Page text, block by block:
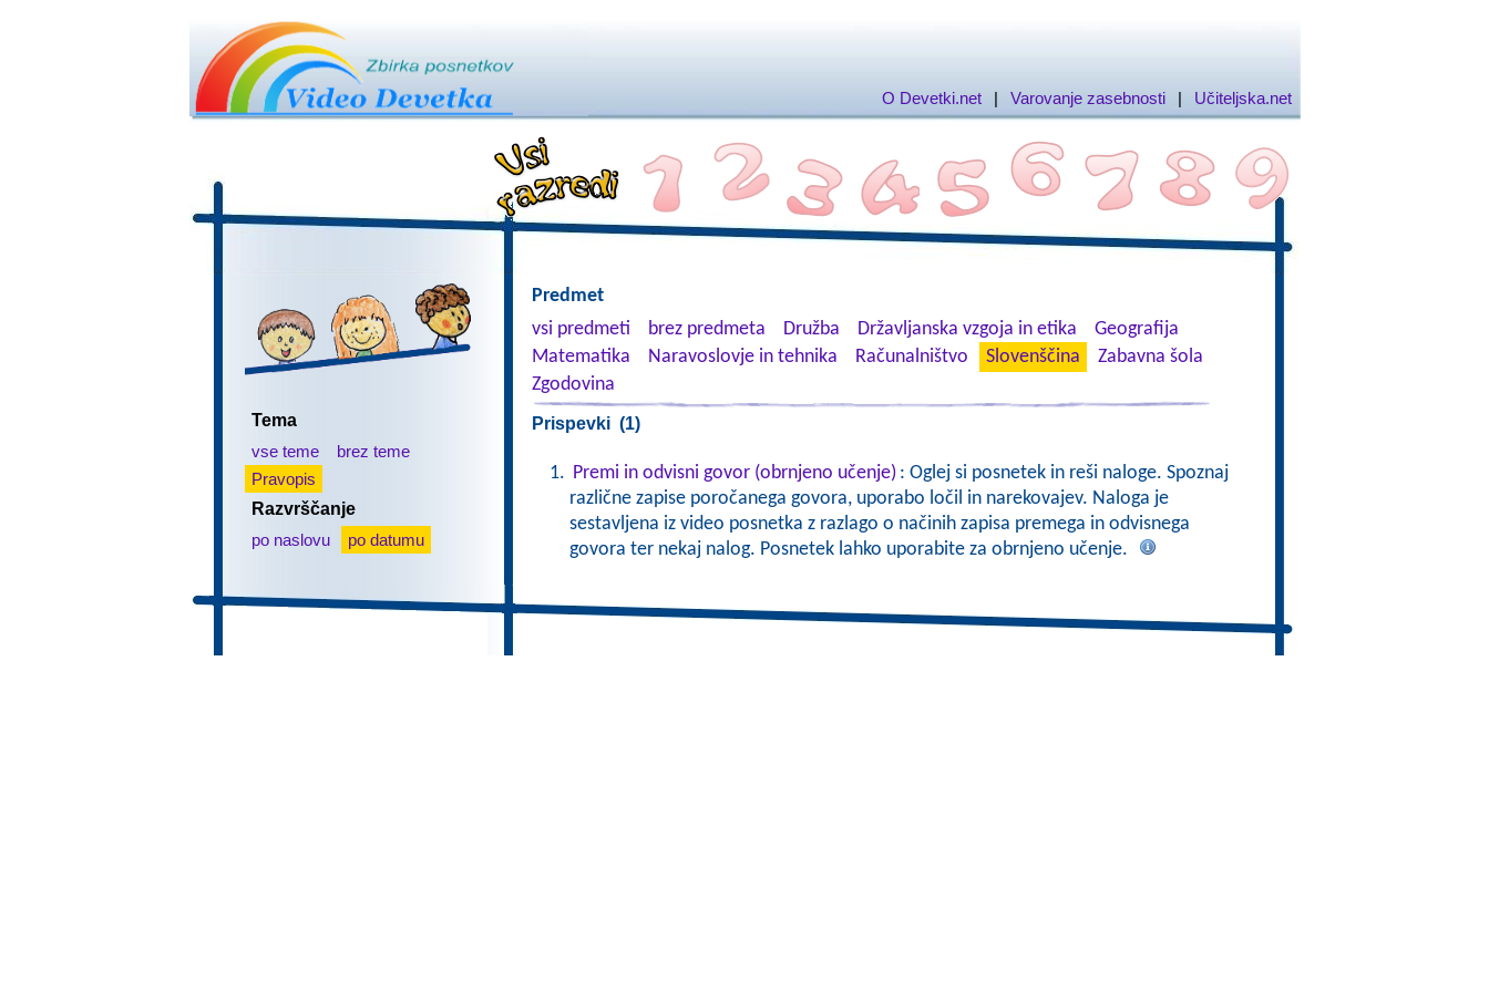
O Devetki.net | Varovanje zasebnosti | Učiteljska.net
Tema
vse teme
brez teme
Pravopis
Razvrščanje
po naslovu
po datumu
Predmet
vsi predmeti
brez predmeta Družba Državljanska vzgoja in etika
Geografija
Matematika
Naravoslovje in tehnika Računalništvo Slovenščina
Zabavna šola
Zgodovina
Prispevki (1)
Premi in odvisni govor (obrnjeno učenje) : Oglej si posnetek in reši naloge. Spoznaj
različne zapise poročanega govora, uporabo ločil in narekovajev. Naloga je
sestavljena iz video posnetka z razlago o načinih zapisa premega in odvisnega
govora ter nekaj nalog. Posnetek lahko uporabite za obrnjeno učenje.